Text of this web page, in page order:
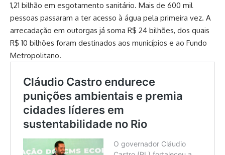
1,21 bilhão em esgotamento sanitário. Mais de 600 mil
pessoas passaram a ter acesso à água pela primeira vez. A
arrecadação em outorgas já soma R$ 24 bilhões, dos quais
R$ 10 bilhões foram destinados aos municípios e ao Fundo
Metropolitano.